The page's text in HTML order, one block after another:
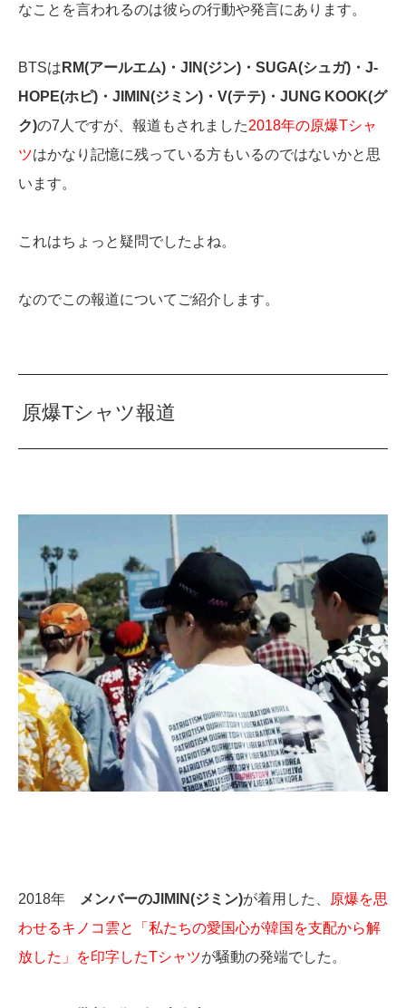
なことを言われるのは彼らの行動や発言にあります。
BTSは RM(アールエム)・JIN(ジン)・SUGA(シュガ)・J-
HOPE(ホピ)・JIMIN(ジミン)・V(テテ)・JUNG KOOK(グ
ク)の7人ですが、報道もされました2018年の原爆Tシャ
ツはかなり記憶に残っている方もいるのではないかと思
います。
これはちょっと疑問でしたよね。
なのでこの報道についてご紹介します。
原爆Tシャツ報道
2018年 メンバーのJIMIN(ジミン)が着用した、
原爆を思
わせるキノコ雲と「私たちの愛国心が韓国を支配から解
放した」を印字したTシャツが騒動の発端でした。